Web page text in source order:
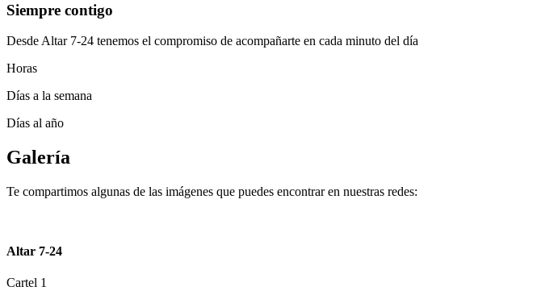
Siempre contigo
Desde Altar 7-24 tenemos el compromiso de acompañarte en cada minuto del día
Horas
Días a la semana
Días al año
Galería
Te compartimos algunas de las imágenes que puedes encontrar en nuestras redes:
Altar 7-24
Cartel 1